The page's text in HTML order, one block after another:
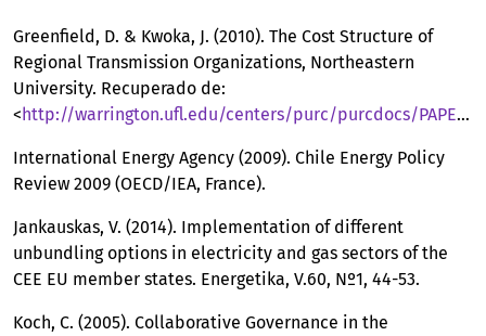
Greenfield, D. & Kwoka, J. (2010). The Cost Structure of
Regional Transmission Organizations, Northeastern
University. Recuperado de:
< http://warrington.ufl.edu/centers/purc/purcdocs/PAPERS/TRAINING/events/PPRC/0310_PPRC/The_Cost_Structure.pdf
International Energy Agency (2009). Chile Energy Policy
Review 2009 (OECD/IEA, France).
Jankauskas, V. (2014). Implementation of different
unbundling options in electricity and gas sectors of the
CEE EU member states. Energetika, V.60, Nº1, 44-53.
Koch, C. (2005). Collaborative Governance in the